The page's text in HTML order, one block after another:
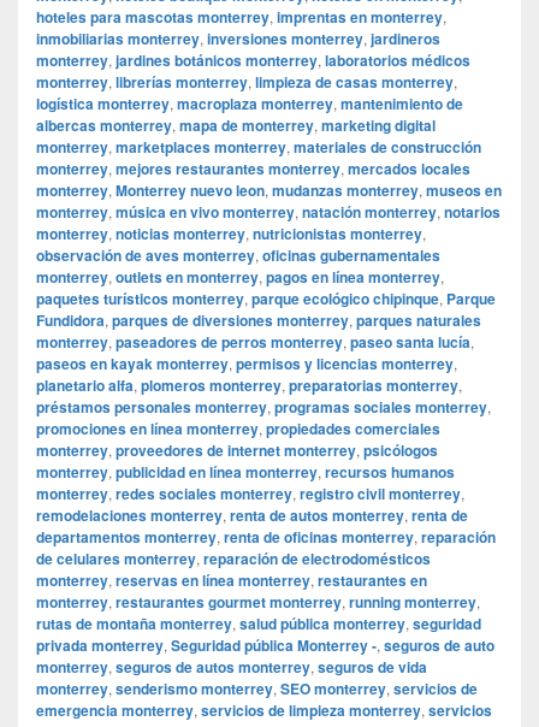
hoteles para mascotas monterrey, imprentas en monterrey,
inmobiliarias monterrey, inversiones monterrey, jardineros
monterrey, jardines botánicos monterrey, laboratorios médicos
monterrey, librerías monterrey, limpieza de casas monterrey,
logística monterrey, macroplaza monterrey, mantenimiento de
albercas monterrey, mapa de monterrey, marketing digital
monterrey, marketplaces monterrey, materiales de construcción
monterrey, mejores restaurantes monterrey, mercados locales
monterrey, Monterrey nuevo leon, mudanzas monterrey, museos en
monterrey, música en vivo monterrey, natación monterrey, notarios
monterrey, noticias monterrey, nutricionistas monterrey,
observación de aves monterrey, oficinas gubernamentales
monterrey, outlets en monterrey, pagos en línea monterrey,
paquetes turísticos monterrey, parque ecológico chipinque, Parque
Fundidora, parques de diversiones monterrey, parques naturales
monterrey, paseadores de perros monterrey, paseo santa lucía,
paseos en kayak monterrey, permisos y licencias monterrey,
planetario alfa, plomeros monterrey, preparatorias monterrey,
préstamos personales monterrey, programas sociales monterrey,
promociones en línea monterrey, propiedades comerciales
monterrey, proveedores de internet monterrey, psicólogos
monterrey, publicidad en línea monterrey, recursos humanos
monterrey, redes sociales monterrey, registro civil monterrey,
remodelaciones monterrey, renta de autos monterrey, renta de
departamentos monterrey, renta de oficinas monterrey, reparación
de celulares monterrey, reparación de electrodomésticos
monterrey, reservas en línea monterrey, restaurantes en
monterrey, restaurantes gourmet monterrey, running monterrey,
rutas de montaña monterrey, salud pública monterrey, seguridad
privada monterrey, Seguridad pública Monterrey -, seguros de auto
monterrey, seguros de autos monterrey, seguros de vida
monterrey, senderismo monterrey, SEO monterrey, servicios de
emergencia monterrey, servicios de limpieza monterrey, servicios